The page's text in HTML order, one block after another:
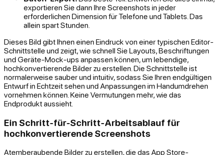
exportieren Sie dann Ihre Screenshots in jeder
erforderlichen Dimension für Telefone und Tablets. Das
allein spart Stunden.
Dieses Bild gibt Ihnen einen Eindruck von einer typischen Editor-
Schnittstelle und zeigt, wie schnell Sie Layouts, Beschriftungen
und Geräte-Mock-ups anpassen können, um lebendige,
hochkonvertierende Bilder zu erstellen. Die Schnittstelle ist
normalerweise sauber und intuitiv, sodass Sie Ihren endgültigen
Entwurf in Echtzeit sehen und Anpassungen im Handumdrehen
vornehmen können. Keine Vermutungen mehr, wie das
Endprodukt aussieht.
Ein Schritt-für-Schritt-Arbeitsablauf für
hochkonvertierende Screenshots
Atemberaubende Bilder zu erstellen, die das App Store-